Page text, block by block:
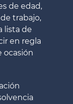
de edad,
trabajo,
lista de
en regla
ocasión